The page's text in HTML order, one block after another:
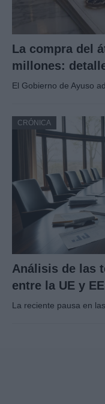
La compra del
millones:
El Gobierno de Ayuso
CRÓNICA
Análisis de las
entre la UE y
La reciente pausa en